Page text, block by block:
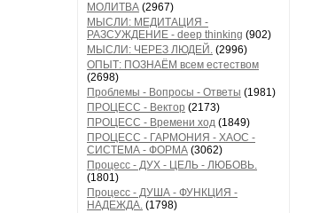
МОЛИТВА (2967)
МЫСЛИ: МЕДИТАЦИЯ -
РАЗСУЖДЕНИЕ - deep thinking (902)
МЫСЛИ: ЧЕРЕЗ ЛЮДЕЙ. (2996)
ОПЫТ: ПОЗНАЁМ всем естеством
(2698)
Проблемы - Вопросы - Ответы (1981)
ПРОЦЕСС - Вектор (2173)
ПРОЦЕСС - Времени ход (1849)
ПРОЦЕСС - ГАРМОНИЯ - ХАОС -
СИСТЕМА - ФОРМА (3062)
Процесс - ДУХ - ЦЕЛЬ - ЛЮБОВЬ.
(1801)
Процесс - ДУША - ФУНКЦИЯ -
НАДЕЖДА. (1798)